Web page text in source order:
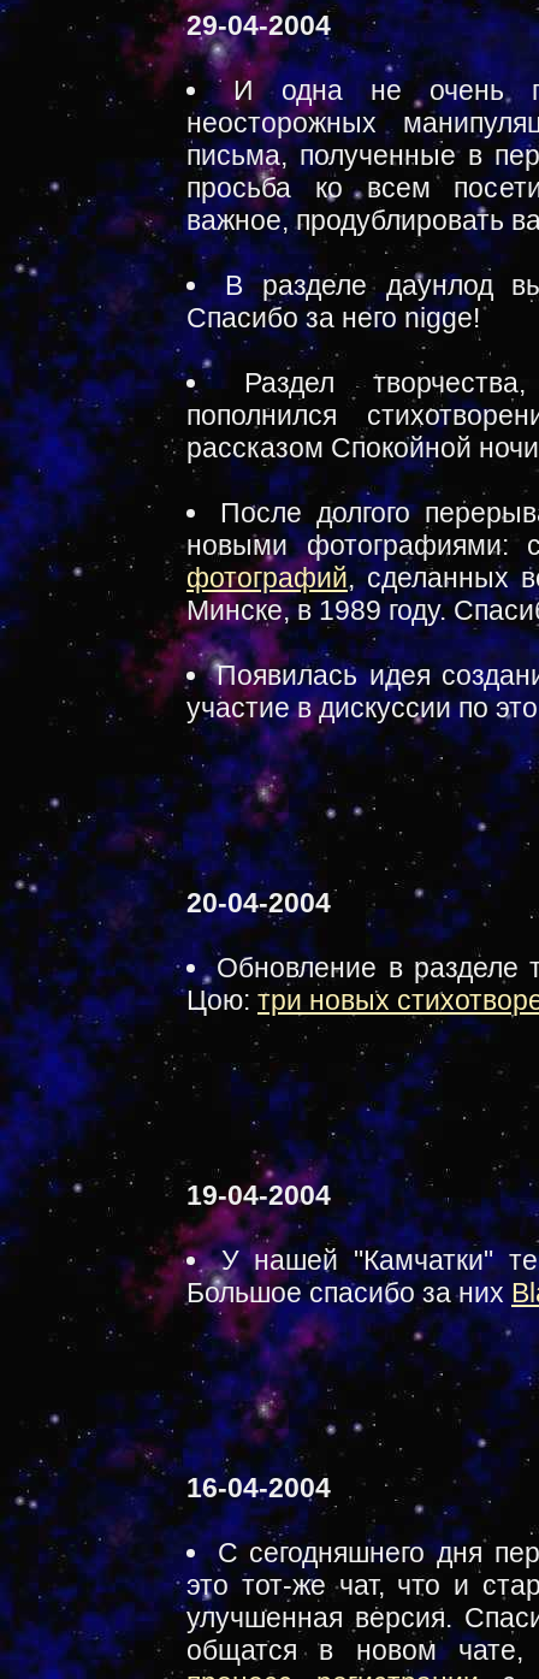
29-04-2004
И одна не очень
неосторожных
письма, полученные в
просьба ко всем
важное, продублировать
В разделе даунлод
Спасибо за него nigge!
Раздел
пополнился
рассказом Спокойной
После долгого
новыми фотографиями:
фотографий, сделанных
Минске, в 1989 году.
Появилась идея
участие в дискуссии по
20-04-2004
Обновление в разделе
Цою: три новых
19-04-2004
У нашей "Камчатки"
Большое спасибо за них
16-04-2004
С сегодняшнего дня
это тот-же чат, что и
улучшенная версия.
общатся в новом чате,